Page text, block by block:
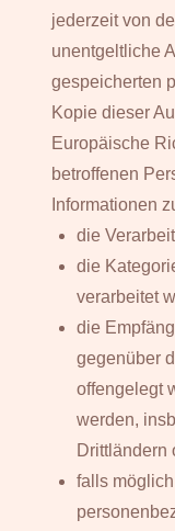
jederzeit von
unentgeltliche
gespeicherten
Kopie dieser
Europäische
betroffenen
Informationen
die
die
verarbeitet
die
gegenüber
offengelegt
werden,
Drittländern
falls